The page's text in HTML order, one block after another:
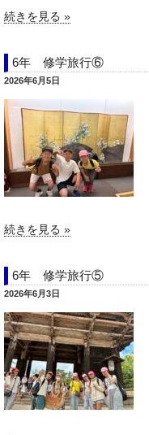
続きを見る »
6年 修学旅行⑥
2026年6月5日
続きを見る »
6年 修学旅行⑤
2026年6月3日